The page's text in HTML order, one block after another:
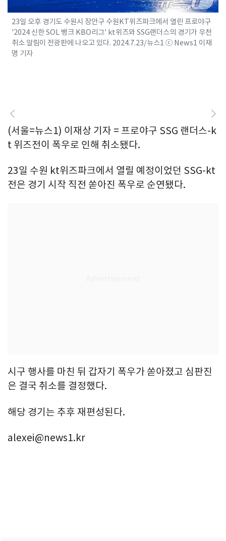
23일 오후 경기도 수원시 장안구 수원KT위즈파크에서 열린 프로야구
'2024 신한 SOL 뱅크 KBO리그' kt위즈와 SSG랜더스의 경기가 우천
취소 알림이 전광판에 나오고 있다. 2024.7.23/뉴스1 ⓒ News1 이재
명 기자
(서울=뉴스1) 이재상 기자 = 프로야구 SSG 랜더스-k
t 위즈전이 폭우로 인해 취소됐다.
23일 수원 kt위즈파크에서 열릴 예정이었던 SSG-kt
전은 경기 시작 직전 쏟아진 폭우로 순연됐다.
시구 행사를 마친 뒤 갑자기 폭우가 쏟아졌고 심판진
은 결국 취소를 결정했다.
해당 경기는 추후 재편성된다.
alexei@news1.kr